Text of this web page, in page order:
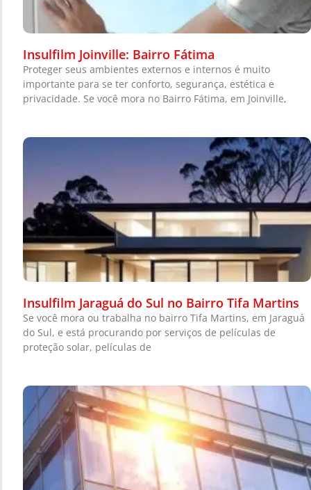
Insulfilm Joinville: Bairro Fátima
Proteger seus ambientes externos e internos é muito
importante para se ter conforto, segurança, estética e
privacidade. Se você mora no Bairro Fátima, em Joinville,
Insulfilm Jaraguá do Sul no Bairro Tifa Martins
Se você mora ou trabalha no bairro Tifa Martins, em Jaraguá
do Sul, e está procurando por serviços de películas de
proteção solar, películas de